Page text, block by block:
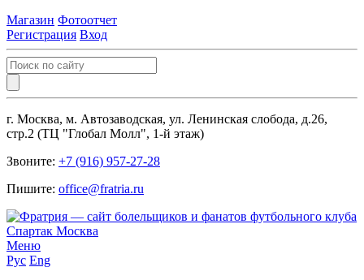
Магазин Фотоотчет
Регистрация Вход
г. Москва, м. Автозаводская, ул. Ленинская слобода, д.26,
стр.2 (ТЦ "Глобал Молл", 1-й этаж)
Звоните: +7 (916) 957-27-28
Пишите: office@fratria.ru
Меню
Рус Eng